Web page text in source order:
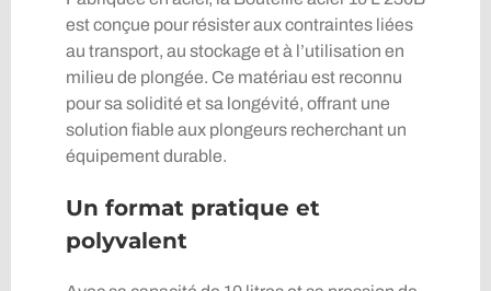
est conçue pour résister aux contraintes liées
au transport, au stockage et à l’utilisation en
milieu de plongée. Ce matériau est reconnu
pour sa solidité et sa longévité, offrant une
solution fiable aux plongeurs recherchant un
équipement durable.
Un format pratique et
polyvalent